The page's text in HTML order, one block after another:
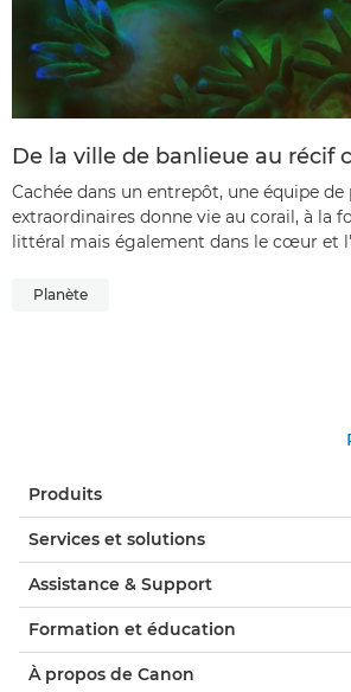
De la ville de banlieue au récif
Cachée dans un entrepôt, une équipe de
extraordinaires donne vie au corail, à la
littéral mais également dans le cœur et
Planète
Produits
Services et solutions
Assistance & Support
Formation et éducation
À propos de Canon